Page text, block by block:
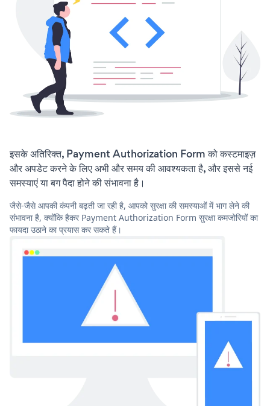
इसके अतिरिक्त, Payment Authorization Form को कस्टमाइज़
और अपडेट करने के लिए अभी और समय की आवश्यकता है, और इससे नई
समस्याएं या बग पैदा होने की संभावना है।
जैसे-जैसे आपकी कंपनी बढ़ती जा रही है, आपको सुरक्षा की समस्याओं में भाग लेने की
संभावना है, क्योंकि हैकर Payment Authorization Form सुरक्षा कमजोरियों का
फायदा उठाने का प्रयास कर सकते हैं।